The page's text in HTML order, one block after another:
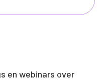
en webinars over